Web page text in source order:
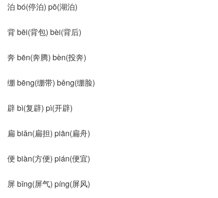
泊 bó(停泊) pō(湖泊)
背 bēi(背包) bèi(背后)
奔 bēn(奔腾) bèn(投奔)
绷 bēng(绷带) běng(绷脸)
辟 bì(复辟) pì(开辟)
扁 biǎn(扁担) piān(扁舟)
便 biàn(方便) pián(便宜)
屏 bǐng(屏气) píng(屏风)